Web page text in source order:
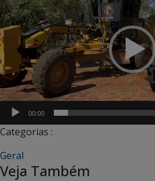
vídeo
00:00
Categorias :
Geral
Veja Também